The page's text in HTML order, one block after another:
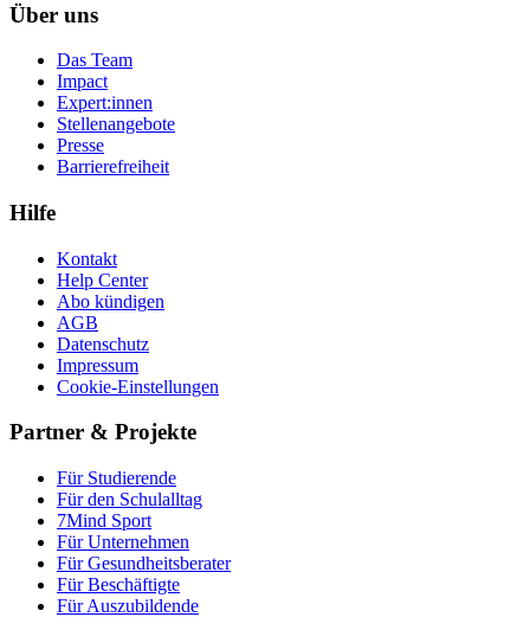
Über uns
Das Team
Impact
Expert:innen
Stellenangebote
Presse
Barrierefreiheit
Hilfe
Kontakt
Help Center
Abo kündigen
AGB
Datenschutz
Impressum
Cookie-Einstellungen
Partner & Projekte
Für Stu­die­rende
Für den Schulalltag
7Mind Sport
Für Unter­neh­men
Für Gesund­heits­be­ra­ter
Für Beschäftigte
Für Auszubildende